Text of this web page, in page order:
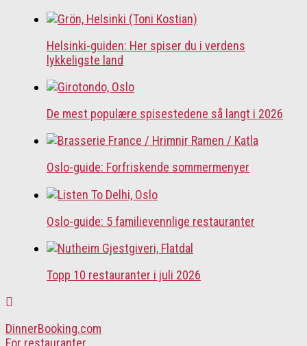
Helsinki-guiden: Her spiser du i verdens
lykkeligste land
De mest populære spisestedene så langt i 2026
Oslo-guide: Forfriskende sommermenyer
Oslo-guide: 5 familievennlige restauranter
Topp 10 restauranter i juli 2026
DinnerBooking.com
For restauranter